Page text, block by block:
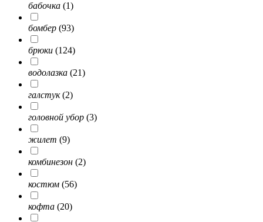
бабочка (1)
бомбер (93)
брюки (124)
водолазка (21)
галстук(2)
головной убор (3)
жилет (9)
комбинезон (2)
костюм (56)
кофта (20)